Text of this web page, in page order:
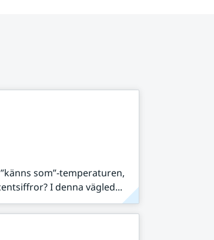
som”-temperaturen,
I denna vägled...